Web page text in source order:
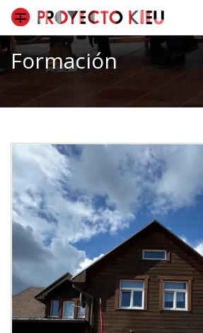
Formación